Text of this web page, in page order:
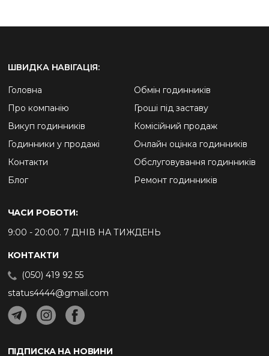
ШВИДКА НАВІГАЦІЯ:
Головна
Про компанію
Викуп годинників
Годинники у продажі
Контакти
Блог
Обмін годинників
Гроші під заставу
Комісійний продаж
Онлайн оцінка годинників
Обслуговування годинників
Ремонт годинників
ЧАСИ РОБОТИ:
9:00 - 20:00. 7 ДНІВ НА ТИЖДЕНЬ
КОНТАКТИ
(050) 419 92 55
status4444@gmail.com
ПІДПИСКА НА НОВИНИ